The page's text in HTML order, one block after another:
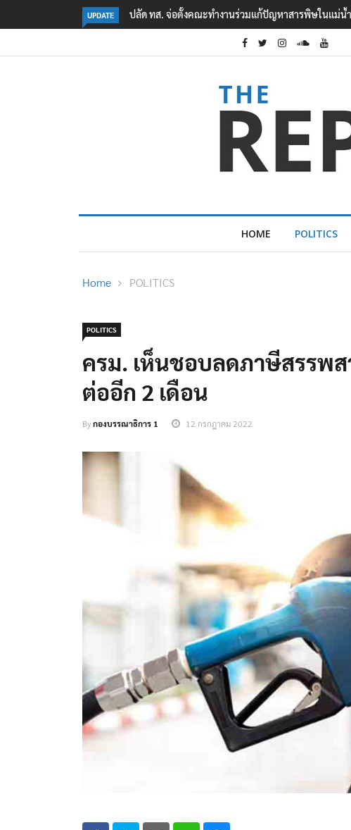
UPDATE
น้ำข้ามพรมแดนไทย-เมียนมา คืบหน้าเหตุกราดยิงโรงเรียนเทพศิรินทร์ นนทบุรี บาดเจ็
5
HOME POLITICS
Home POLITICS
POLITICS
ครม. เห็นชอบลดภาษีสรรพ
ต่ออีก 2 เดือน
Byกองบรรณาธิการ 1 12 กรกฎาคม 2022